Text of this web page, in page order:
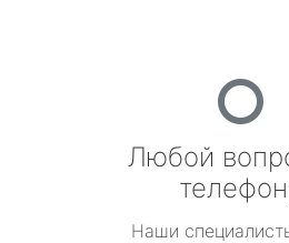
Любой
Наши